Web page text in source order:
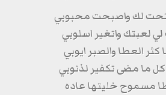
لك واصبحت محبوبي
لعبتك واتغير اسلوبي
كثر العطا والصبر ايوبي
ما مضى تكفير لذنوبي
مسموح خليتها عاده